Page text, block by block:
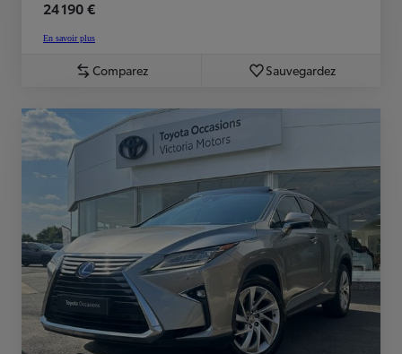
24 190 €
En savoir plus
Comparez Sauvegardez